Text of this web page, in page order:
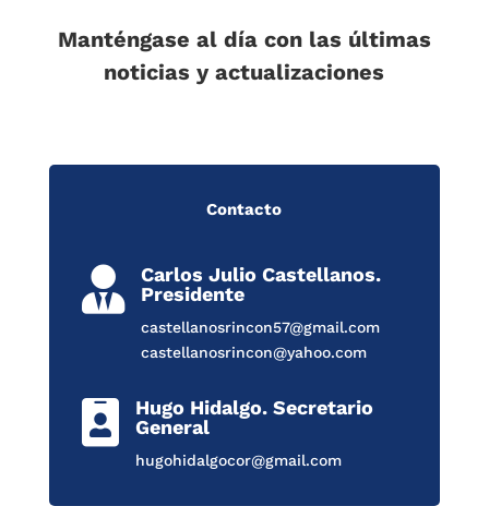
Manténgase al día con las últimas
noticias y actualizaciones
Contacto

Carlos Julio Castellanos.
Presidente
castellanosrincon57@gmail.com
castellanosrincon@yahoo.com

Hugo Hidalgo. Secretario
General
hugohidalgocor@gmail.com